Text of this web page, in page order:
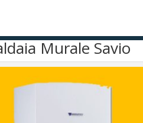
Murale Savio